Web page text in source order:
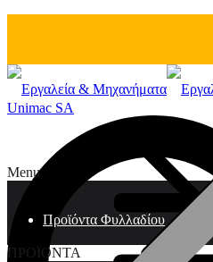
Menu
Προϊόντα Φυλλαδίου
ΠΡΟΪΟΝΤΑ
Unimac SA